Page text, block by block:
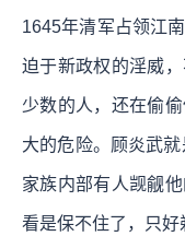
1645年清军占领江
迫于新政权的淫威
少数的人，还在偷
大的危险。顾炎武
家族内部有人觊觎
看是保不住了，只好